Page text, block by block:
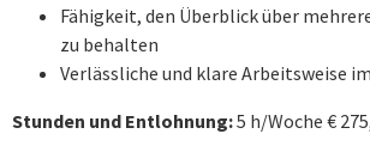
Fähigkeit, den Überblick über
zu behalten
Verlässliche und klare Arbeitsweise
Stunden und Entlohnung:5 h/Woche €